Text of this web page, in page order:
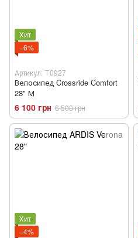
Хит
−6%
Артикул: Т0927
Велосипед Crossride Comfort
28" М
6 100 грн 6 500 грн
Хит
−4%